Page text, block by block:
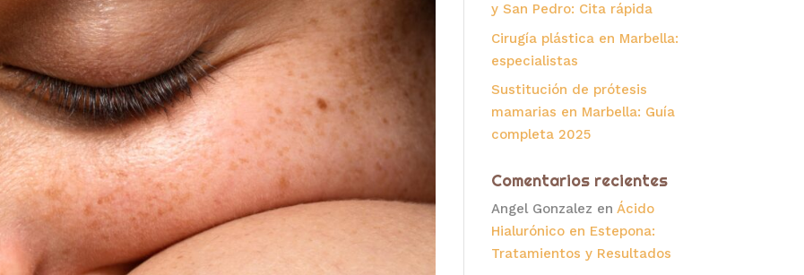
y San Pedro: Cita rápida
Cirugía plástica en Marbella:
especialistas
Sustitución de prótesis
mamarias en Marbella: Guía
completa 2025
Comentarios recientes
Angel Gonzalez en Ácido
Hialurónico en Estepona:
Tratamientos y Resultados